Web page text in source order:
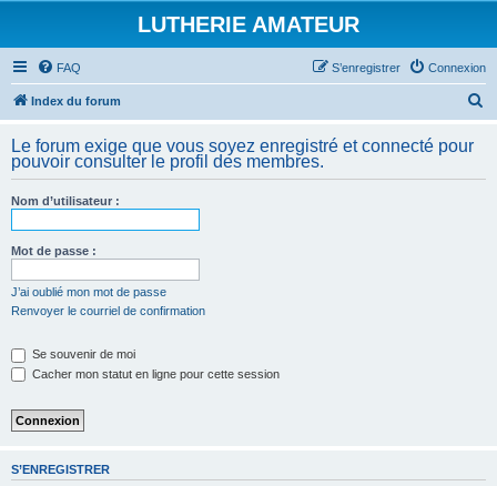
LUTHERIE AMATEUR
FAQ Connexion
S’enregistrer
Index du forum
h
Le forum exige que vous soyez enregistré et connecté pour
pouvoir consulter le profil des membres.
Nom d’utilisateur :
Mot de passe :
J’ai oublié mon mot de passe
Renvoyer le courriel de confirmation
Se souvenir de moi
Cacher mon statut en ligne pour cette session
S’ENREGISTRER